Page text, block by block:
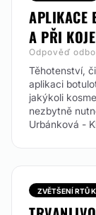
APLIKACE
A PŘI
Odpověď
Těhotenství,
aplikaci
jakýkoli
nezbytně
Urbánková -
ZVĚTŠENÍ RTŮ